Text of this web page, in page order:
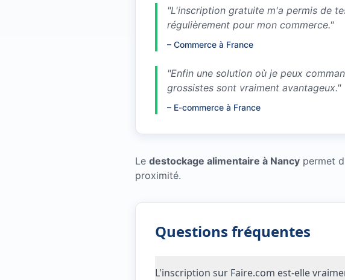
"L'inscription gratuite m'a permis de
régulièrement pour mon commerce."
– Commerce à France
"Enfin une solution où je peux
grossistes sont vraiment avantageux."
– E-commerce à France
Le destockage alimentaire à Nancy permet
proximité.
Questions fréquentes
L'inscription sur Faire.com est-elle